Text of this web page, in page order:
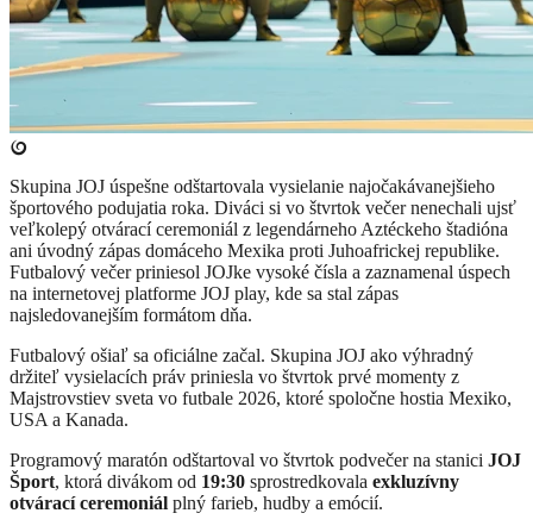
Skupina JOJ úspešne odštartovala vysielanie najočakávanejšieho
športového podujatia roka. Diváci si vo štvrtok večer nenechali ujsť
veľkolepý otvárací ceremoniál z legendárneho Aztéckeho štadióna
ani úvodný zápas domáceho Mexika proti Juhoafrickej republike.
Futbalový večer priniesol JOJke vysoké čísla a zaznamenal úspech
na internetovej platforme JOJ play, kde sa stal zápas
najsledovanejším formátom dňa.
Futbalový ošiaľ sa oficiálne začal. Skupina JOJ ako výhradný
držiteľ vysielacích práv priniesla vo štvrtok prvé momenty z
Majstrovstiev sveta vo futbale 2026, ktoré spoločne hostia Mexiko,
USA a Kanada.
Programový maratón odštartoval vo štvrtok podvečer na stanici JOJ
Šport, ktorá divákom od 19:30 sprostredkovala exkluzívny
otvárací ceremoniál plný farieb, hudby a emócií.